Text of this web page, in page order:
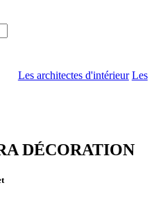
Les architectes d'intérieur Les
DÉCORATION